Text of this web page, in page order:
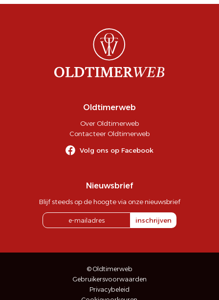
Oldtimerweb
Over Oldtimerweb
Contacteer Oldtimerweb
Volg ons op Facebook
Nieuwsbrief
Blijf steeds op de hoogte via onze nieuwsbrief
inschrijven
© Oldtimerweb
Gebruikersvoorwaarden
Privacybeleid